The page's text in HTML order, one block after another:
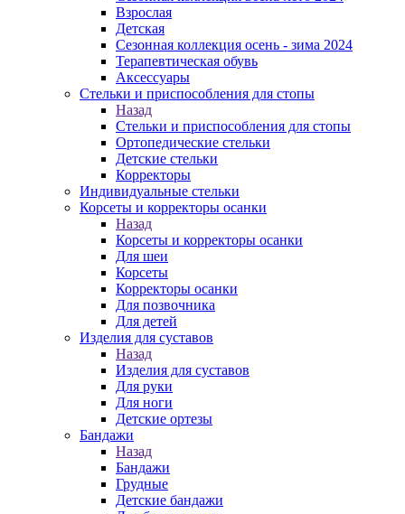
Взрослая
Детская
Сезонная коллекция осень - зима 2024
Терапевтическая обувь
Аксессуары
Стельки и приспособления для стопы
Назад
Стельки и приспособления для стопы
Ортопедические стельки
Детские стельки
Корректоры
Индивидуальные стельки
Корсеты и корректоры осанки
Назад
Корсеты и корректоры осанки
Для шеи
Корсеты
Корректоры осанки
Для позвочника
Для детей
Изделия для суставов
Назад
Изделия для суставов
Для руки
Для ноги
Детские ортезы
Бандажи
Назад
Бандажи
Грудные
Детские бандажи